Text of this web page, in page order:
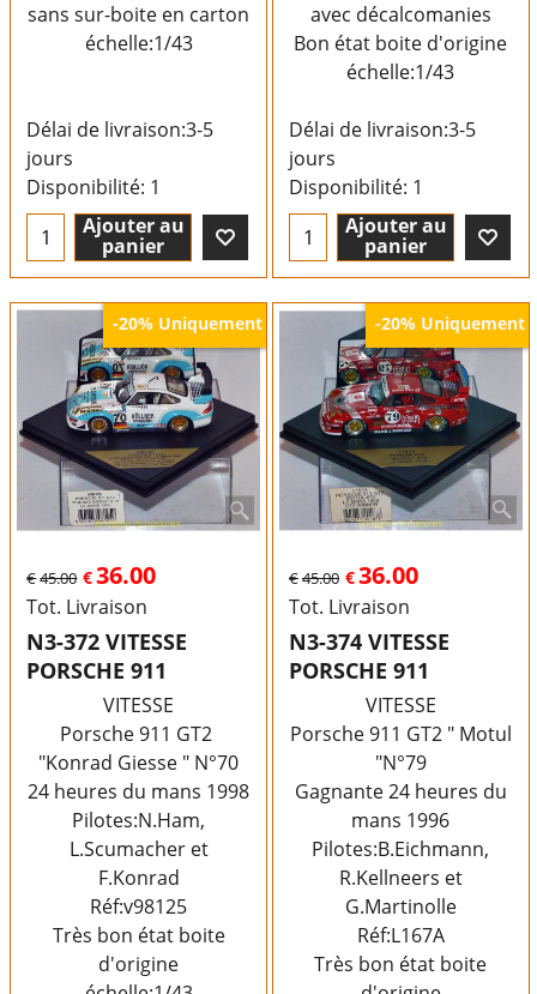
sans sur-boite en carton
échelle:1/43
Délai de livraison:3-5
jours
Disponibilité: 1
Ajouter au
panier
avec décalcomanies
Bon état boite d'origine
échelle:1/43
Délai de livraison:3-5
jours
Disponibilité: 1
Ajouter au
panier
-20% Uniquement
€45.00 €36.00
Tot. Livraison
N3-372 VITESSE
PORSCHE 911
VITESSE
Porsche 911 GT2
"Konrad Giesse " N°70
24 heures du mans 1998
Pilotes:N.Ham,
L.Scumacher et
F.Konrad
Réf:v98125
Très bon état boite
d'origine
-20% Uniquement
€45.00 €36.00
Tot. Livraison
N3-374 VITESSE
PORSCHE 911
VITESSE
Porsche 911 GT2 " Motul
"N°79
Gagnante 24 heures du
mans 1996
Pilotes:B.Eichmann,
R.Kellneers et
G.Martinolle
Réf:L167A
Très bon état boite